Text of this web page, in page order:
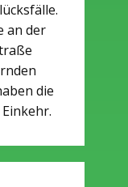
an der
die